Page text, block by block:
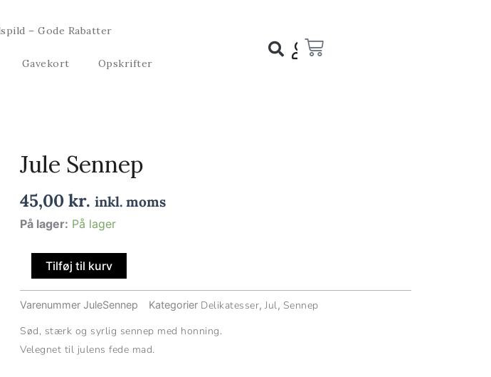
– Gode Rabatter
Gavekort Opskrifter
Kurv
Jule Sennep
45,00kr. inkl. moms
På lager: På lager
Jule
Tilføj til kurv
Varenummer JuleSennep Kategorier Delikatesser, Jul, Sennep
Sød, stærk og syrlig sennep med honning.
Velegnet til julens fede mad.